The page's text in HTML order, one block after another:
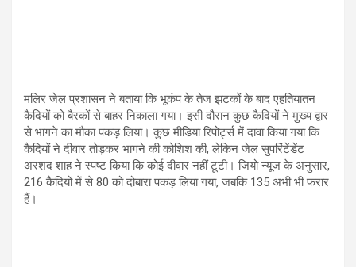
मलिर जेल प्रशासन ने बताया कि भूकंप के तेज झटकों के बाद एहतियातन
कैदियों को बैरकों से बाहर निकाला गया। इसी दौरान कुछ कैदियों ने मुख्य द्वार
से भागने का मौका पकड़ लिया। कुछ मीडिया रिपोर्ट्स में दावा किया गया कि
कैदियों ने दीवार तोड़कर भागने की कोशिश की, लेकिन जेल सुपरिंटेंडेंट
अरशद शाह ने स्पष्ट किया कि कोई दीवार नहीं टूटी। जियो न्यूज के अनुसार,
216 कैदियों में से 80 को दोबारा पकड़ लिया गया, जबकि 135 अभी भी फरार
हैं।